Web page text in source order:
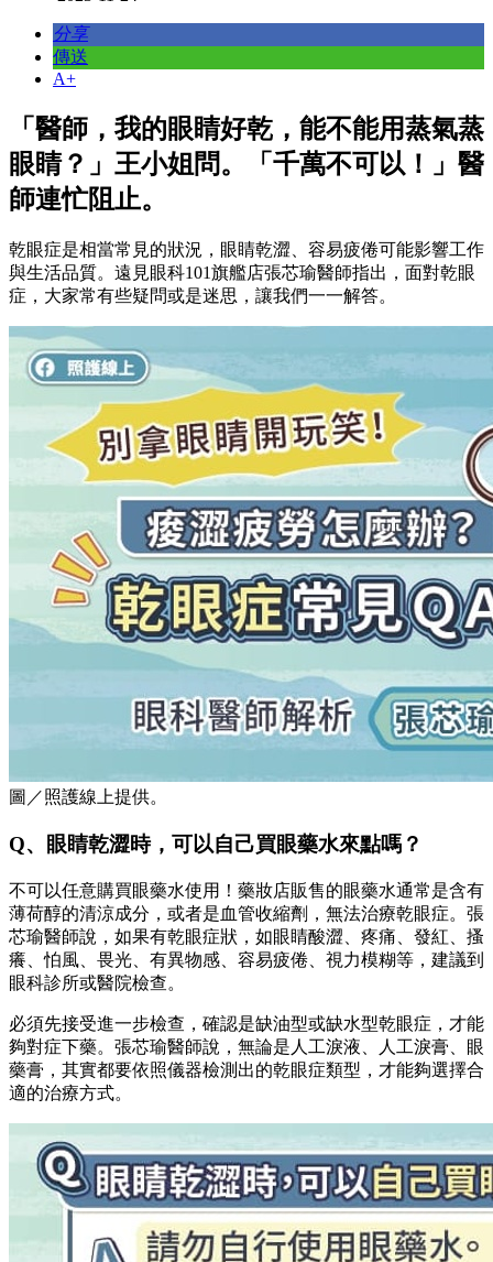
分享
傳送
A+
「醫師，我的眼睛好乾，能不能用蒸氣蒸
眼睛？」王小姐問。「千萬不可以！」醫
師連忙阻止。
乾眼症是相當常見的狀況，眼睛乾澀、容易疲倦可能影響工作
與生活品質。遠見眼科101旗艦店張芯瑜醫師指出，面對乾眼
症，大家常有些疑問或是迷思，讓我們一一解答。
圖／照護線上提供。
Q、眼睛乾澀時，可以自己買眼藥水來點嗎？
不可以任意購買眼藥水使用！藥妝店販售的眼藥水通常是含有
薄荷醇的清涼成分，或者是血管收縮劑，無法治療乾眼症。張
芯瑜醫師說，如果有乾眼症狀，如眼睛酸澀、疼痛、發紅、搔
癢、怕風、畏光、有異物感、容易疲倦、視力模糊等，建議到
眼科診所或醫院檢查。
必須先接受進一步檢查，確認是缺油型或缺水型乾眼症，才能
夠對症下藥。張芯瑜醫師說，無論是人工淚液、人工淚膏、眼
藥膏，其實都要依照儀器檢測出的乾眼症類型，才能夠選擇合
適的治療方式。